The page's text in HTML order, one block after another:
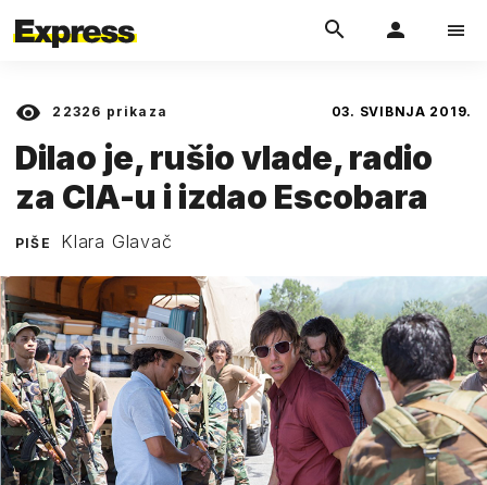
22326 prikaza 03. SVIBNJA 2019.
Dilao je, rušio vlade, radio
za CIA-u i izdao Escobara
PIŠE Klara Glavač